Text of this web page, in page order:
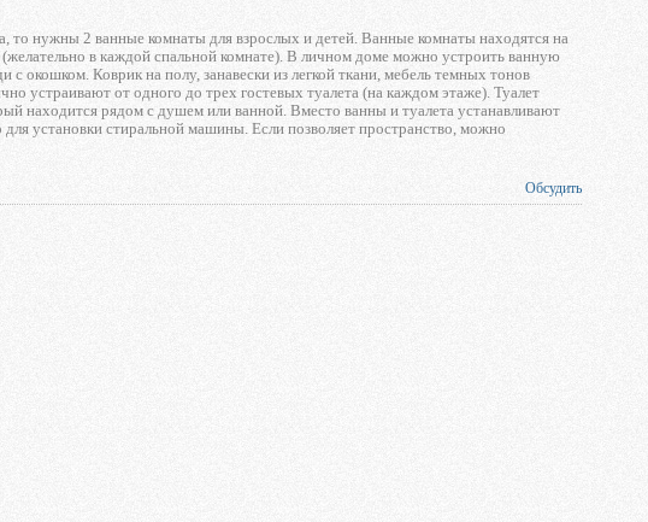
то нужны 2 ванные комнаты для взрослых и детей. Ванные комнаты находятся на
в каждой спальной комнате). В личном доме можно устроить ванную
с окошком. Коврик на полу, занавески из легкой ткани, мебель темных тонов
устраивают от одного до трех гостевых туалета (на каждом этаже). Туалет
находится рядом с душем или ванной. Вместо ванны и туалета устанавливают
установки стиральной машины. Если позволяет пространство, можно
Обсудить